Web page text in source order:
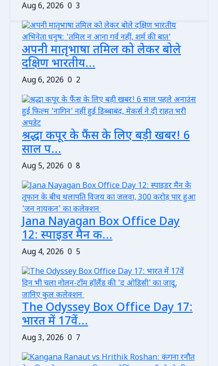
Aug 6, 2026 0 3
अपनी मातृभाषा तमिल को लेकर बोले
दक्षिण भारतीय...
Aug 6, 2026 0 2
श्रद्धा कपूर के फैंस के लिए बड़ी खबर! 6
साल प...
Aug 5, 2026 0 8
Jana Nayagan Box Office Day
12: स्पाइडर मैन क...
Aug 4, 2026 0 5
The Odyssey Box Office Day 17:
भारत में 17वें...
Aug 3, 2026 0 7